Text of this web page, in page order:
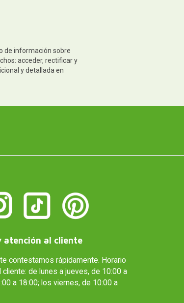
de información sobre
acceder, rectificar y
y detallada en
atención al cliente
contestamos rápidamente. Horario
cliente: de lunes a jueves, de 10:00 a
a 18:00; los viernes, de 10:00 a